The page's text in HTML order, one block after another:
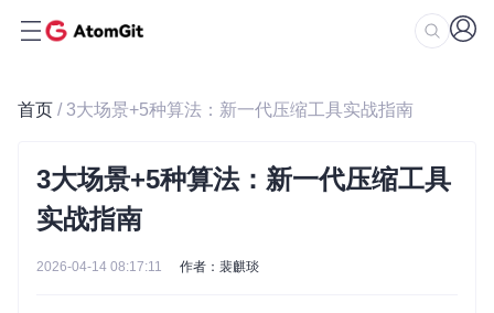
首页 / 3大场景+5种算法：新一代压缩工具实战指南
3大场景+5种算法：新一代压缩工具
实战指南
2026-04-14 08:17:11 作者：裴麒琰